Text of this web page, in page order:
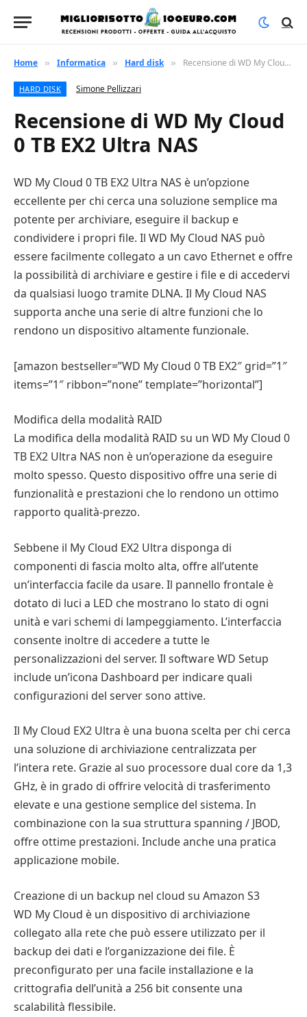
Home » Informatica » Hard disk » Recensione di WD My Cloud 0 TB EX2 Ultra NAS
HARD DISK Simone Pellizzari
Recensione di WD My Cloud
0 TB EX2 Ultra NAS
WD My Cloud 0 TB EX2 Ultra NAS è un’opzione
eccellente per chi cerca una soluzione semplice ma
potente per archiviare, eseguire il backup e
condividere i propri file. Il WD My Cloud NAS può
essere facilmente collegato a un cavo Ethernet e offre
la possibilità di archiviare e gestire i file e di accedervi
da qualsiasi luogo tramite DLNA. Il My Cloud NAS
supporta anche una serie di altre funzioni che lo
rendono un dispositivo altamente funzionale.
[amazon bestseller=”WD My Cloud 0 TB EX2″ grid=”1″
items=”1″ ribbon=”none” template=”horizontal”]
Modifica della modalità RAID
La modifica della modalità RAID su un WD My Cloud 0
TB EX2 Ultra NAS non è un’operazione da eseguire
molto spesso. Questo dispositivo offre una serie di
funzionalità e prestazioni che lo rendono un ottimo
rapporto qualità-prezzo.
Sebbene il My Cloud EX2 Ultra disponga di
componenti di fascia molto alta, offre all’utente
un’interfaccia facile da usare. Il pannello frontale è
dotato di luci a LED che mostrano lo stato di ogni
unità e vari schemi di lampeggiamento. L’interfaccia
consente inoltre di accedere a tutte le
personalizzazioni del server. Il software WD Setup
include un’icona Dashboard per indicare quali
configurazioni del server sono attive.
Il My Cloud EX2 Ultra è una buona scelta per chi cerca
una soluzione di archiviazione centralizzata per
l’intera rete. Grazie al suo processore dual core da 1,3
GHz, è in grado di offrire velocità di trasferimento
elevate e una gestione semplice del sistema. In
combinazione con la sua struttura spanning / JBOD,
offre ottime prestazioni. Include anche una pratica
applicazione mobile.
Creazione di un backup nel cloud su Amazon S3
WD My Cloud è un dispositivo di archiviazione
collegato alla rete che può essere utilizzato per il
backup dei dati e l’organizzazione dei file. È
preconfigurato per una facile installazione e la
crittografia dell’unità a 256 bit consente una
scalabilità flessibile.